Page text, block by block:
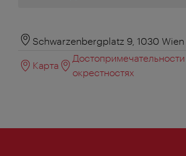
Schwarzenbergplatz 9, 1030 Wien
Карта
окрестностях